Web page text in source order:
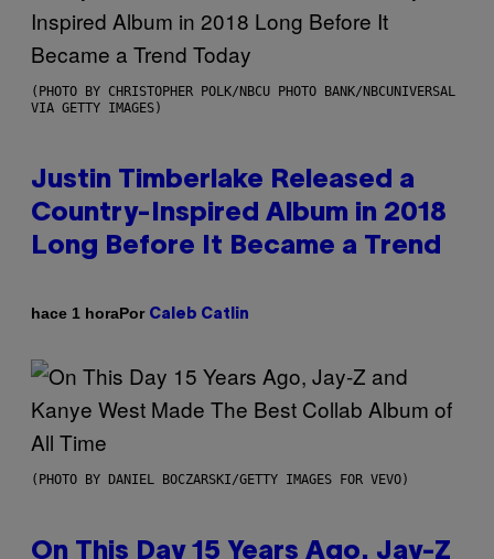
(PHOTO BY CHRISTOPHER POLK/NBCU PHOTO BANK/NBCUNIVERSAL
VIA GETTY IMAGES)
Justin Timberlake Released a
Country-Inspired Album in 2018
Long Before It Became a Trend
hace 1 horaPor Caleb Catlin
(PHOTO BY DANIEL BOCZARSKI/GETTY IMAGES FOR VEVO)
On This Day 15 Years Ago, Jay-Z